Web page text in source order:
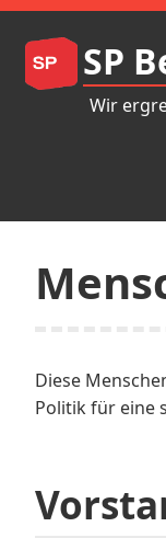
Zum
Inhalt
springen
SP
Wir
Diese
Politik für eine